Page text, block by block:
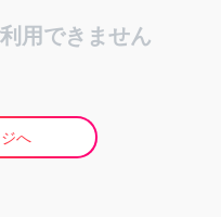
用できません